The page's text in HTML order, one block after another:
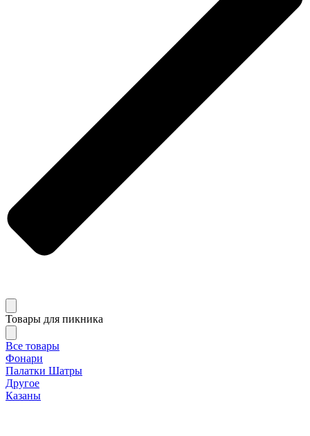
Товары для пикника
Все товары
Фонари
Палатки Шатры
Другое
Казаны